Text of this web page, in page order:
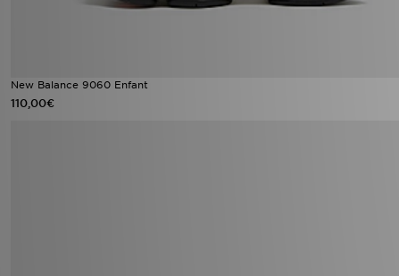
New Balance 9060 Enfant
110,00€